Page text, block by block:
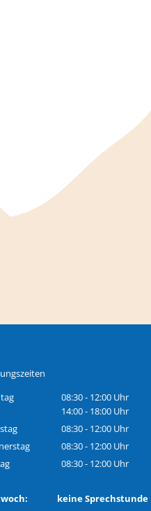
08:30- 12:00 Uhr
Von 08:30 bis 12:00 Uhr
14:00- 18:00 Uhr
Von 14:00 bis 18:00 Uhr
08:30- 12:00 Uhr
Von 08:30 bis 12:00 Uhr
08:30- 12:00 Uhr
Von 08:30 bis 12:00 Uhr
08:30- 12:00 Uhr
keine Sprechstunde